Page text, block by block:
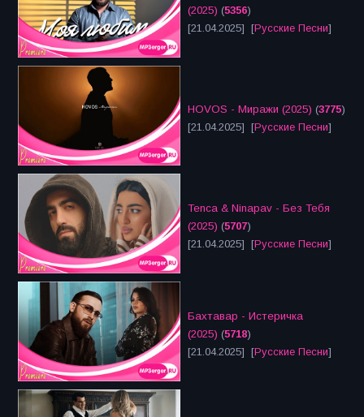
(2025) (5356)
[21.04.2025] [Русские Песни]
HOVOS - Миражи (2025) (3775)
[21.04.2025] [Русские Песни]
Tenca & Ninapav - Без Тебя
(2025) (5707)
[21.04.2025] [Русские Песни]
Бахтавар - Истеричка
(2025) (5718)
[21.04.2025] [Русские Песни]